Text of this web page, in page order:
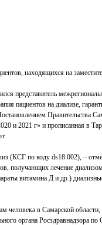
находящихся на
представитель
пациентов на диализе,
Правительства
и 2021 г» и прописанная в
(КСГ по коду ds18.002), –
получающих лечение
витамина Д и др.)
человека в Самарской области,
органа Росздравнадзора по